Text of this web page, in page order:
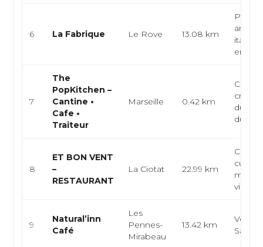
6 La Fabrique Le Rove 13.08 km
7
The
PopKitchen –
Cantine •
Cafe •
Traiteur
Marseille 0.42 km
Café-
du
du
8
ET BON VENT
–
RESTAURANT
La Ciotat 22.99 km
Cave
cuisine
vins
9
Natural’inn
Café
Les
Pennes-
Mirabeau
13.42 km